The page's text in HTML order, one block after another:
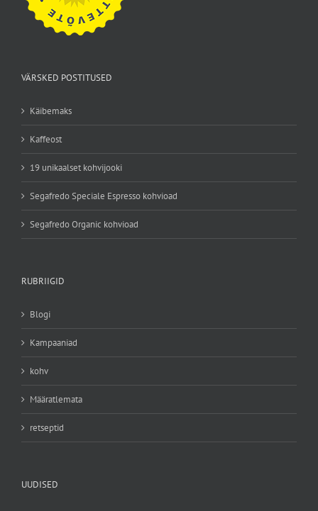
VÄRSKED POSTITUSED
Käibemaks
Kaffeost
19 unikaalset kohvijooki
Segafredo Speciale Espresso kohvioad
Segafredo Organic kohvioad
RUBRIIGID
Blogi
Kampaaniad
kohv
Määratlemata
retseptid
UUDISED